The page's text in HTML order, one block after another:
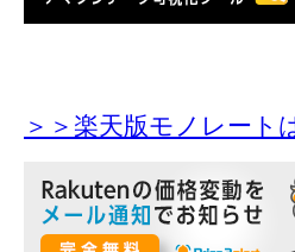
＞＞楽天版モノレート